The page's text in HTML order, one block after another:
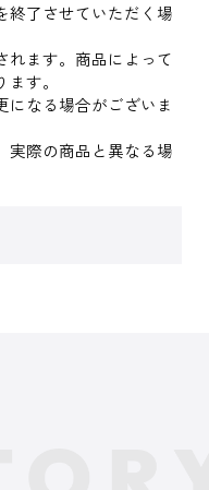
了させていただく場
ます。商品によって
す。
なる場合がございま
際の商品と異なる場